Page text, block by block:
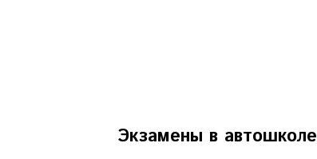
Экзамены в автошколе